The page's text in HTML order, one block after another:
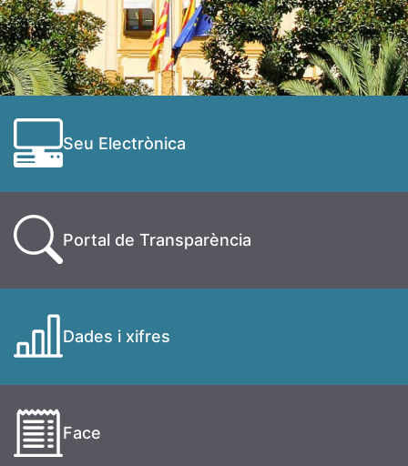
Seu Electrònica
Portal de Transparència
Dades i xifres
Face